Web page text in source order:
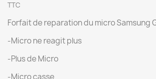
TTC
Forfait de reparation du micro Samsung
-Micro ne reagit plus
-Plus de Micro
-Micro casse